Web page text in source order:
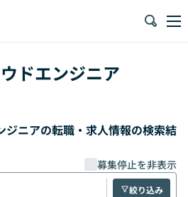
ドエンジニア
ジニアの転職・求人情報の検索結
募集停止を非表示
絞り込み